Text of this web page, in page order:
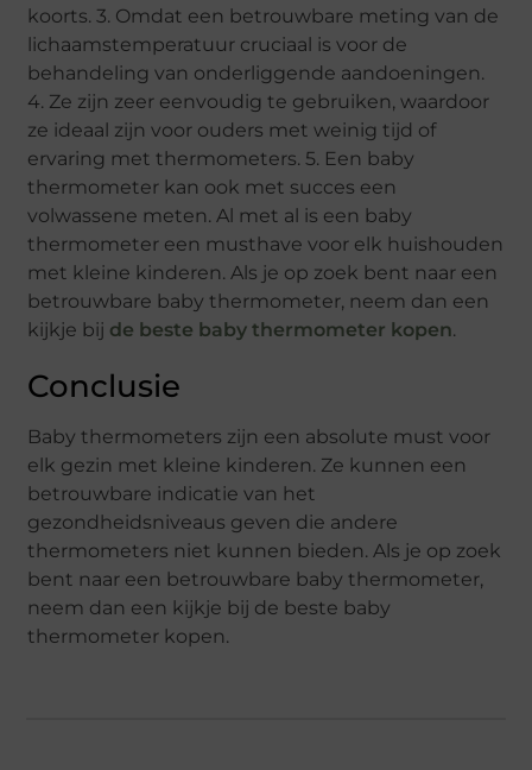
koorts. 3. Omdat een betrouwbare meting van de
lichaamstemperatuur cruciaal is voor de
behandeling van onderliggende aandoeningen.
4. Ze zijn zeer eenvoudig te gebruiken, waardoor
ze ideaal zijn voor ouders met weinig tijd of
ervaring met thermometers. 5. Een baby
thermometer kan ook met succes een
volwassene meten. Al met al is een baby
thermometer een musthave voor elk huishouden
met kleine kinderen. Als je op zoek bent naar een
betrouwbare baby thermometer, neem dan een
kijkje bij de beste baby thermometer kopen.
Conclusie
Baby thermometers zijn een absolute must voor
elk gezin met kleine kinderen. Ze kunnen een
betrouwbare indicatie van het
gezondheidsniveaus geven die andere
thermometers niet kunnen bieden. Als je op zoek
bent naar een betrouwbare baby thermometer,
neem dan een kijkje bij de beste baby
thermometer kopen.